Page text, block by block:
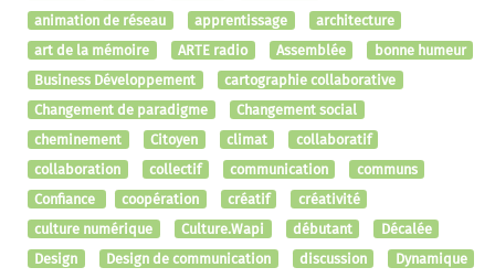
animation de réseau
apprentissage
architecture
art de la mémoire
ARTE radio Assemblée
bonne humeur
Business Développement
cartographie collaborative
Changement de paradigme
Changement social
cheminement
Citoyen climat
collaboratif
collaboration
collectif communication
communs
Confiance
coopération créatif
créativité
culture numérique
Culture.Wapi débutant
Décalée
Design
Design de communication discussion
Dynamique